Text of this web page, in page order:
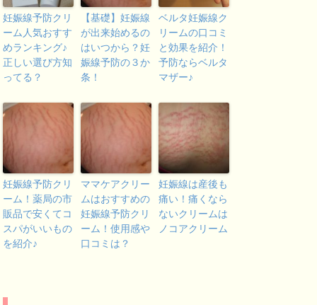
妊娠線予防クリ
ーム人気おすす
めランキング♪
正しい選び方知
ってる？
【基礎】妊娠線
が出来始めるの
はいつから？妊
娠線予防の３か
条！
ベルタ妊娠線ク
リームの口コミ
と効果を紹介！
予防ならベルタ
マザー♪
妊娠線予防クリ
ーム！薬局の市
販品で安くてコ
スパがいいもの
を紹介♪
ママケアクリー
ムはおすすめの
妊娠線予防クリ
ーム！使用感や
口コミは？
妊娠線は産後も
痛い！痛くなら
ないクリームは
ノコアクリーム